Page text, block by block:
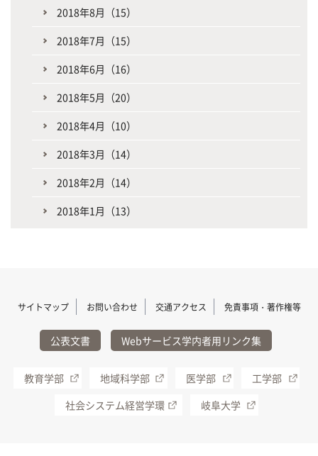
2018年8月（15）
2018年7月（15）
2018年6月（16）
2018年5月（20）
2018年4月（10）
2018年3月（14）
2018年2月（14）
2018年1月（13）
サイトマップ お問い合わせ 交通アクセス 免責事項・著作権等
公表文書 Webサービス学内者用リンク集
教育学部 地域科学部 医学部
工学部
社会システム経営学環
岐阜大学